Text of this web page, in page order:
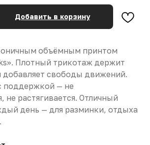
Добавить в корзину
объёмным принтом
Плотный трикотаж держит
добавляет свободы движений.
поддержкой — не
не растягивается. Отличный
день — для разминки, отдыха